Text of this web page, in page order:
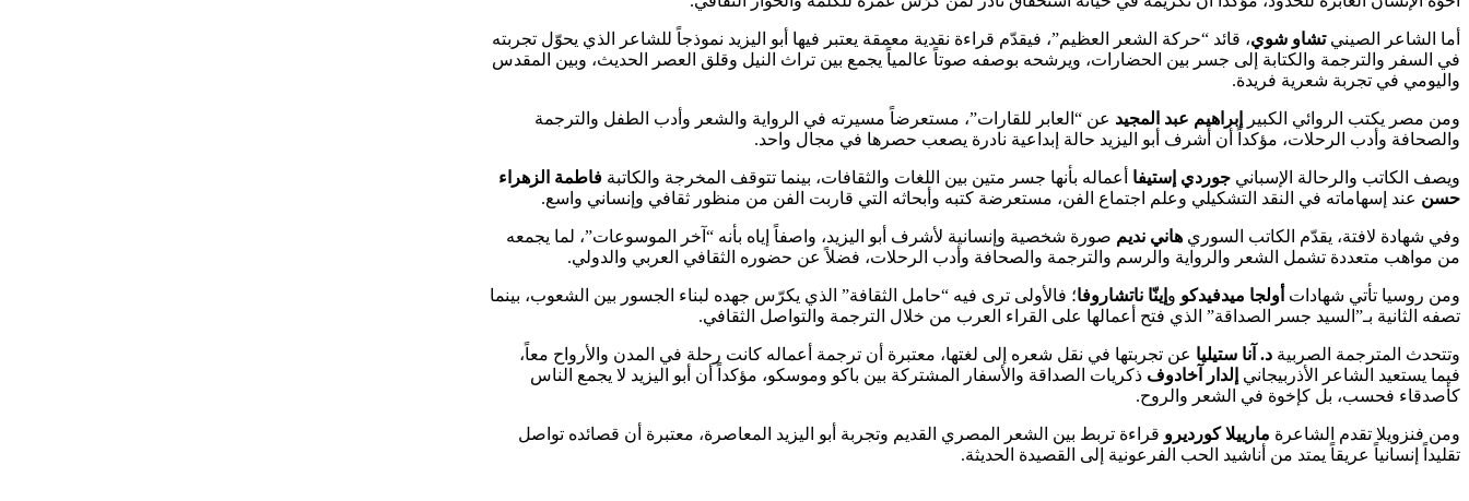
أما الشاعر الصينيتشاو شوي، قائد “حركة الشعر العظيم”، فيقدّم قراءة نقدية معمقة يعتبر فيها أبو اليزيد نموذجاً للشاعر الذي يحوّل تجربته
في السفر والترجمة والكتابة إلى جسر بين الحضارات، ويرشحه بوصفه صوتاً عالمياً يجمع بين تراث النيل وقلق العصر الحديث، وبين المقدس
واليومي في تجربة شعرية فريدة.
ومن مصر يكتب الروائي الكبير إبراهيم عبد المجيد عن “العابر للقارات”، مستعرضاً مسيرته في الرواية والشعر وأدب الطفل والترجمة
والصحافة وأدب الرحلات، مؤكداً أن أشرف أبو اليزيد حالة إبداعية نادرة يصعب حصرها في مجال واحد.
ويصف الكاتب والرحالة الإسباني جوردي إستيفا أعماله بأنها جسر متين بين اللغات والثقافات، بينما تتوقف المخرجة والكاتبة فاطمة الزهراء
حسن عند إسهاماته في النقد التشكيلي وعلم اجتماع الفن، مستعرضة كتبه وأبحاثه التي قاربت الفن من منظور ثقافي وإنساني واسع.
وفي شهادة لافتة، يقدّم الكاتب السوري هاني نديم صورة شخصية وإنسانية لأشرف أبو اليزيد، واصفاً إياه بأنه “آخر الموسوعات”، لما يجمعه
من مواهب متعددة تشمل الشعر والرواية والرسم والترجمة والصحافة وأدب الرحلات، فضلاً عن حضوره الثقافي العربي والدولي.
ومن روسيا تأتي شهادات أولجا ميدفيدكو و إينّا ناتشاروفا؛ فالأولى ترى فيه “حامل الثقافة” الذي يكرّس جهده لبناء الجسور بين الشعوب، بينما
تصفه الثانية بـ”السيد جسر الصداقة” الذي فتح أعمالها على القراء العرب من خلال الترجمة والتواصل الثقافي.
وتتحدث المترجمة الصربية د. آنا ستيليا عن تجربتها في نقل شعره إلى لغتها، معتبرة أن ترجمة أعماله كانت رحلة في المدن والأرواح معاً،
فيما يستعيد الشاعر الأذربيجاني إلدار آخادوف ذكريات الصداقة والأسفار المشتركة بين باكو وموسكو، مؤكداً أن أبو اليزيد لا يجمع الناس
كأصدقاء فحسب، بل كإخوة في الشعر والروح.
ومن فنزويلا تقدم الشاعرة مارييلا كورديرو قراءة تربط بين الشعر المصري القديم وتجربة أبو اليزيد المعاصرة، معتبرة أن قصائده تواصل
تقليداً إنسانياً عريقاً يمتد من أناشيد الحب الفرعونية إلى القصيدة الحديثة.